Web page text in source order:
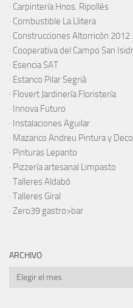
· Carpintería Hnos. Ripollés
· Combustible La Llitera
· Construcciones Altorricón 2012
· Cooperativa del Campo San
· Esencia SAT
· Estanco Pilar Segrià
· Flovert Jardinería Floristería
· Innova Futuro
· Instalaciones Aguilar
· Mazarico Andreu Pintura y
· Pinturas Lepanto
· Pizzería artesanal Limpasto
· Talleres Aldabó
· Talleres Giral
· Zero39 gastro>bar
ARCHIVO
Archivo